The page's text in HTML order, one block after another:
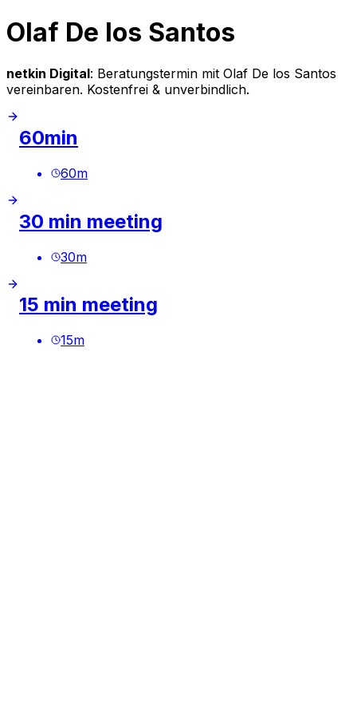
Olaf De los Santos
netkin Digital: Beratungstermin mit Olaf De los Santos
vereinbaren. Kostenfrei & unverbindlich.
60min
60m
30 min meeting
30m
15 min meeting
15m